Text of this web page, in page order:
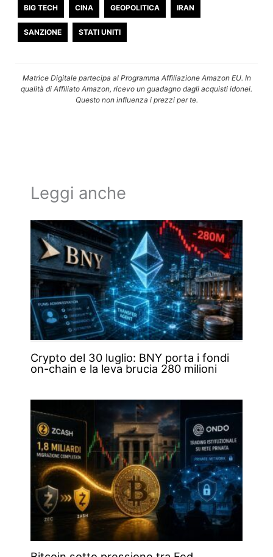
BIG TECH CINA GEOPOLITICA IRAN
SANZIONE STATI UNITI
Matrice Digitale partecipa al Programma Affiliazione Amazon EU. In
qualità di Affiliato Amazon, ricevo un guadagno dagli acquisti idonei.
Questo non influenza i prezzi per te.
Leggi anche
Crypto del 30 luglio: BNY porta i fondi
on-chain e la leva brucia 280 milioni